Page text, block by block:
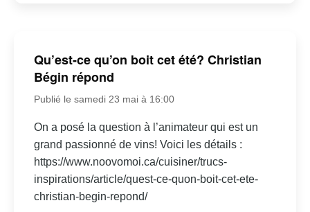
Qu’est-ce qu’on boit cet été? Christian
Bégin répond
Publié le samedi 23 mai à 16:00
On a posé la question à l’animateur qui est un
grand passionné de vins! Voici les détails :
https://www.noovomoi.ca/cuisiner/trucs-
inspirations/article/quest-ce-quon-boit-cet-ete-
christian-begin-repond/